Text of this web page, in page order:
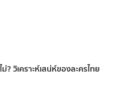
วิเคราะห์เสน่ห์ของละครไทย